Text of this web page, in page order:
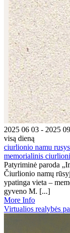
2025 06 03 - 2025
visą dieną
ciurlionio namu rusys
memorialinis
Patyriminė paroda
Čiurlionio namų
ypatinga vieta –
gyveno M. [...]
More Info
Virtualios realybės